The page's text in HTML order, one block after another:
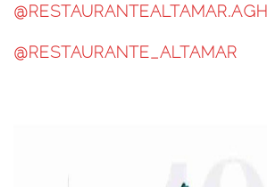
@RESTAURANTEALTAMAR.AGH
@RESTAURANTE_ALTAMAR